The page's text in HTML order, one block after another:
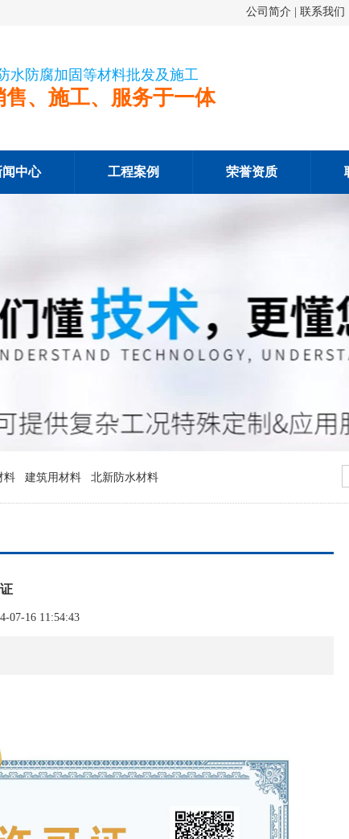
公司简介 联系我们
水防腐加固等材料批发及施工
售、施工、服务于一体
闻中心 工程案例 荣誉资质
料 建筑用材料 北新防水材料
07-16 11:54:43